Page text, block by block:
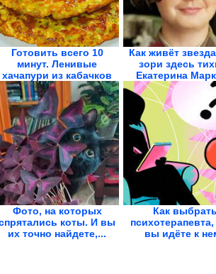
Готовить всего 10
минут. Ленивые
хачапури из кабачков
Как живёт
зори здесь
Екатерина
Фото, на которых
коты. И вы
их точно найдете,...
Как выбрать
вы идёте к